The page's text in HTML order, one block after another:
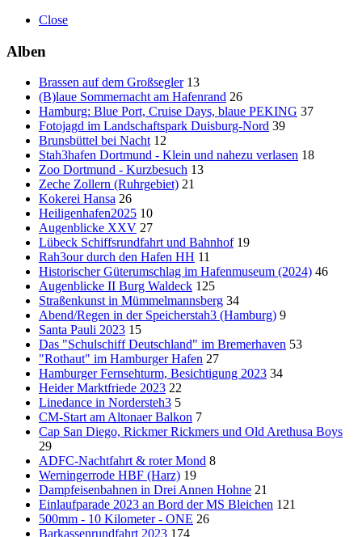
Close
Alben
Brassen auf dem Großsegler 13
(B)laue Sommernacht am Hafenrand 26
Hamburg: Blue Port, Cruise Days, blaue PEKING 37
Fotojagd im Landschaftspark Duisburg-Nord 39
Brunsbüttel bei Nacht 12
Stah3hafen Dortmund - Klein und nahezu verlasen 18
Zoo Dortmund - Kurzbesuch 13
Zeche Zollern (Ruhrgebiet) 21
Kokerei Hansa 26
Heiligenhafen2025 10
Augenblicke XXV 27
Lübeck Schiffsrundfahrt und Bahnhof 19
Rah3our durch den Hafen HH 11
Historischer Güterumschlag im Hafenmuseum (2024) 46
Augenblicke II Burg Waldeck 125
Straßenkunst in Mümmelmannsberg 34
Abend/Regen in der Speicherstah3 (Hamburg) 9
Santa Pauli 2023 15
Das "Schulschiff Deutschland" im Bremerhaven 53
"Rothaut" im Hamburger Hafen 27
Hamburger Fernsehturm, Besichtigung 2023 34
Heider Marktfriede 2023 22
Linedance in Nordersteh3 5
CM-Start am Altonaer Balkon 7
Cap San Diego, Rickmer Rickmers und Old Arethusa Boys
29
ADFC-Nachtfahrt & roter Mond 8
Werningerrode HBF (Harz) 19
Dampfeisenbahnen in Drei Annen Hohne 21
Einlaufparade 2023 an Bord der MS Bleichen 121
500mm - 10 Kilometer - ONE 26
Barkassenrundfahrt 2023 174